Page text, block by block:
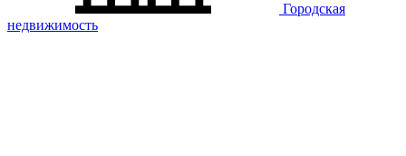
Городская
недвижимость